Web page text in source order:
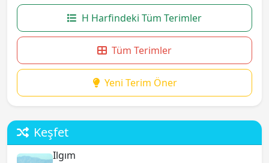
H Harfindeki Tüm Terimler
Tüm Terimler
Yeni Terim Öner
Keşfet
Ilgım